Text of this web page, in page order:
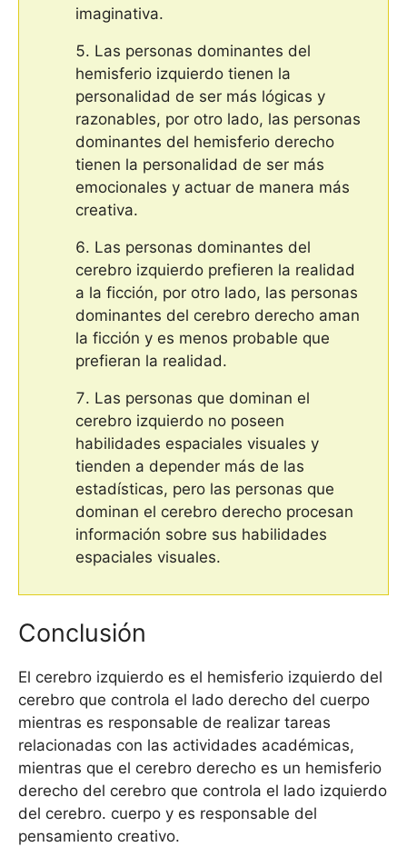
imaginativa.
Las personas dominantes del
hemisferio izquierdo tienen la
personalidad de ser más lógicas y
razonables, por otro lado, las personas
dominantes del hemisferio derecho
tienen la personalidad de ser más
emocionales y actuar de manera más
creativa.
Las personas dominantes del
cerebro izquierdo prefieren la realidad
a la ficción, por otro lado, las personas
dominantes del cerebro derecho aman
la ficción y es menos probable que
prefieran la realidad.
Las personas que dominan el
cerebro izquierdo no poseen
habilidades espaciales visuales y
tienden a depender más de las
estadísticas, pero las personas que
dominan el cerebro derecho procesan
información sobre sus habilidades
espaciales visuales.
Conclusión
El cerebro izquierdo es el hemisferio izquierdo del
cerebro que controla el lado derecho del cuerpo
mientras es responsable de realizar tareas
relacionadas con las actividades académicas,
mientras que el cerebro derecho es un hemisferio
derecho del cerebro que controla el lado izquierdo
del cerebro. cuerpo y es responsable del
pensamiento creativo.